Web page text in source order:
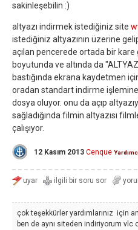
sakinleşebilin :)
altyazı indirmek istediğiniz site
istediğiniz altyazının üzerine
açılan pencerede ortada bir
boyutunda ve altında da
bastığında ekrana kaydetmen
oradan standart indirme
dosya oluyor. onu da açıp
sağladığında filmin altyazısı
çalışıyor.
12 Kasım 2013 Cenque
çok teşekkürler yardımlarınız için
ben de aynı siteden indiriyorum vlc